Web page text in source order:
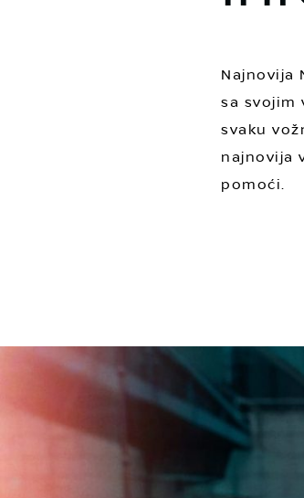
Najnovija
sa svojim
svaku
najnovija
pomoći.